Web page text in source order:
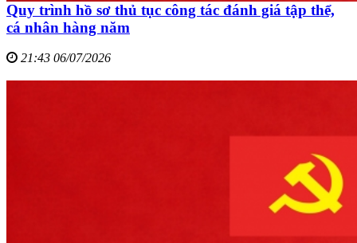
Quy trình hồ sơ thủ tục công tác đánh giá tập thể,
cá nhân hàng năm
21:43 06/07/2026